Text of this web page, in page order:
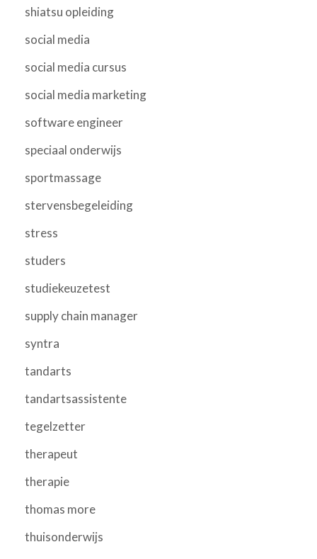
shiatsu opleiding
social media
social media cursus
social media marketing
software engineer
speciaal onderwijs
sportmassage
stervensbegeleiding
stress
studers
studiekeuzetest
supply chain manager
syntra
tandarts
tandartsassistente
tegelzetter
therapeut
therapie
thomas more
thuisonderwijs